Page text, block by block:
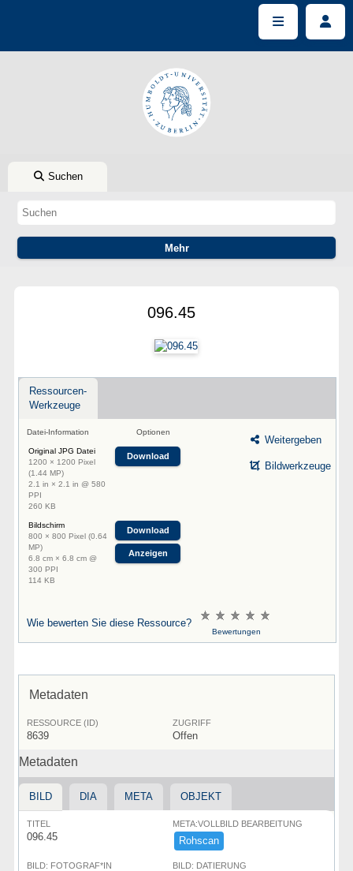
Suchen
096.45
Ressourcen-
Werkzeuge
Datei-Information Optionen
Original JPG Datei
1200 × 1200 Pixel
(1.44 MP)
2.1 in × 2.1 in @ 580
PPI
260 KB
Download
Bildschirm
800 × 800 Pixel (0.64
MP)
6.8 cm × 6.8 cm @
300 PPI
114 KB
Download
Anzeigen
Weitergeben
Bildwerkzeuge
Wie bewerten Sie diese Ressource?
Bewertungen
Metadaten
RESSOURCE (ID)
8639
ZUGRIFF
Offen
Metadaten
BILD DIA META OBJEKT
TITEL
096.45
META:VOLLBILD BEARBEITUNG
Rohscan
BILD: FOTOGRAF*IN BILD: DATIERUNG